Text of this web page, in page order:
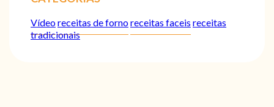
Vídeoreceitas de fornoreceitas faceis receitas
tradicionais